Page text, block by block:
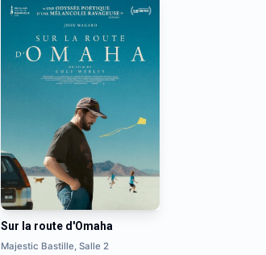
Sur la route d'Omaha
Majestic Bastille, Salle 2